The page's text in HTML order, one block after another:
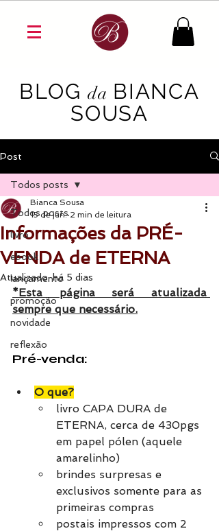
BLOGda BIANCA
SOUSA
Post
Todos posts
livro
ebook
lançamento
promoção
novidade
reflexão
Todos posts
Informações da PRÉ-
VENDA de ETERNA
Bianca Sousa
15 de jun. 2 min de leitura
Atualizado:há 5 dias
*Esta página será atualizada
sempre que necessário.
Pré-venda:
O que?
livro CAPA DURA de
ETERNA, cerca de 430pgs
em papel pólen (aquele
amarelinho)
brindes surpresas e
exclusivos somente para as
primeiras compras
postais impressos com 2